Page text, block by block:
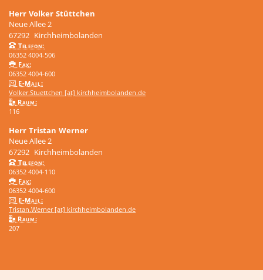
Herr Volker Stüttchen
Neue Allee 2
67292 Kirchheimbolanden
Telefon:
06352 4004-506
Fax:
06352 4004-600
E-Mail:
Volker.Stuettchen [at] kirchheimbolanden.de
Raum:
116
Herr Tristan Werner
Neue Allee 2
67292 Kirchheimbolanden
Telefon:
06352 4004-110
Fax:
06352 4004-600
E-Mail:
Tristan.Werner [at] kirchheimbolanden.de
Raum:
207